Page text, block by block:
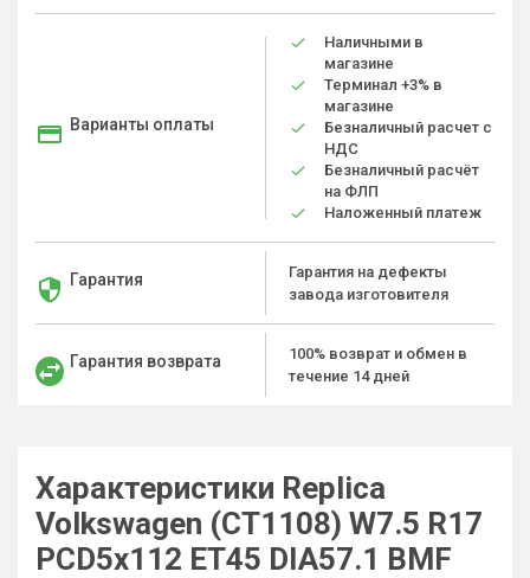
Варианты оплаты
Наличными в
магазине
Терминал +3% в
магазине
Безналичный расчет с
НДС
Безналичный расчёт
на ФЛП
Наложенный платеж
Гарантия
Гарантия на дефекты
завода изготовителя
Гарантия возврата
100% возврат и обмен в
течение 14 дней
Характеристики Replica
Volkswagen (CT1108) W7.5 R17
PCD5x112 ET45 DIA57.1 BMF